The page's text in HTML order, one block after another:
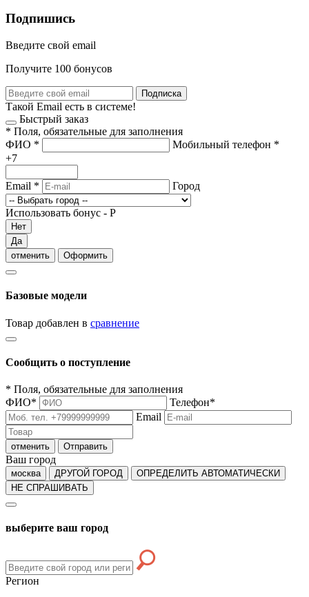
Подпишись
Введите свой email
Получите 100 бонусов
Подписка
Такой Email есть в системе!
Быстрый заказ
* Поля, обязательные для заполнения
ФИО * Мобильный телефон *
+7
Email * Город
Использовать бонус - Р
Нет
Да
отменить
Оформить
Базовые модели
Товар добавлен в сравнение
Сообщить о поступление
* Поля, обязательные для заполнения
ФИО* Телефон*
Email
отменить Отправить
Ваш город
москва ДРУГОЙ ГОРОД
ОПРЕДЕЛИТЬ АВТОМАТИЧЕСКИ
НЕ СПРАШИВАТЬ
выберите ваш город
Регион